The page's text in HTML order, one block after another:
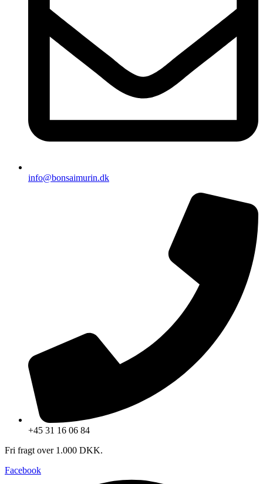
info@bonsaimurin.dk
+45 31 16 06 84
Fri fragt over 1.000 DKK.
Facebook